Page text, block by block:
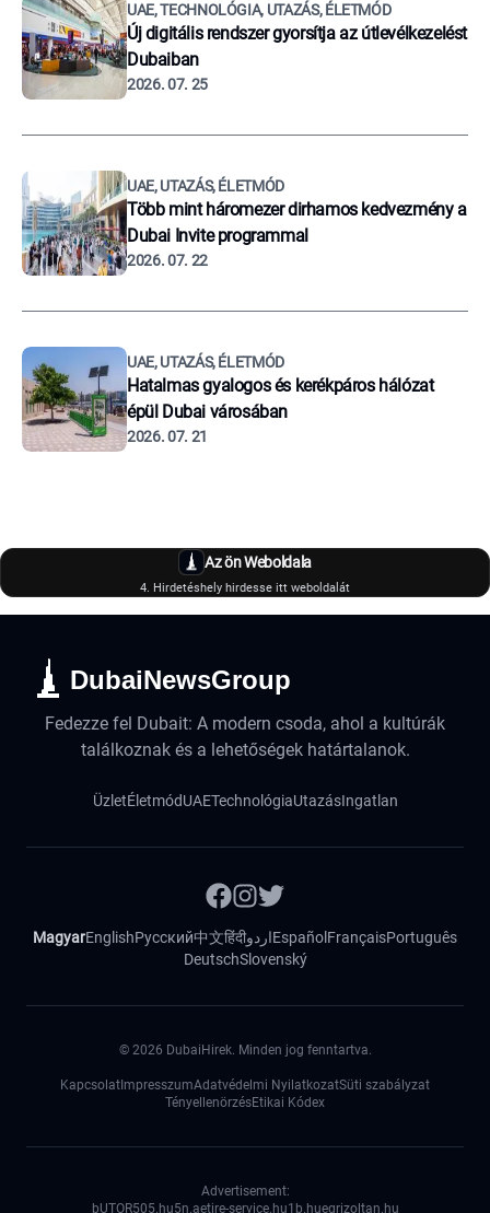
UAE, TECHNOLÓGIA, UTAZÁS, ÉLETMÓD
Új digitális rendszer gyorsítja az útlevélkezelést
Dubaiban
2026. 07. 25
UAE, UTAZÁS, ÉLETMÓD
Több mint háromezer dirhamos kedvezmény a
Dubai Invite programmal
2026. 07. 22
UAE, UTAZÁS, ÉLETMÓD
Hatalmas gyalogos és kerékpáros hálózat
épül Dubai városában
2026. 07. 21
Az ön Weboldala
4. Hirdetéshely hirdesse itt weboldalát
DubaiNewsGroup
Fedezze fel Dubait: A modern csoda, ahol a kultúrák
találkoznak és a lehetőségek határtalanok.
ÜzletÉletmódUAETechnológiaUtazásIngatlan
MagyarEnglishРусский中文हिंदीاردوEspañol FrançaisPortuguês
DeutschSlovenský
© 2026 DubaiHirek. Minden jog fenntartva.
Kapcsolat ImpresszumAdatvédelmi NyilatkozatSüti szabályzat
TényellenörzésEtikai Kódex
Advertisement:
bUTOR505.hu5n.aetire-service.hu1b.huegrizoltan.hu